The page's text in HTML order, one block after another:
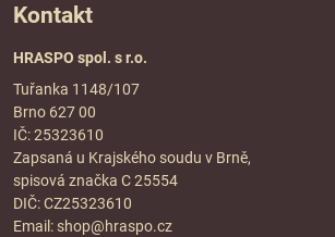
Kontakt
HRASPO spol. s r.o.
Tuřanka 1148/107
Brno 627 00
IČ: 25323610
Zapsaná u Krajského soudu v Brně,
spisová značka C 25554
DIČ: CZ25323610
Email: shop@hraspo.cz